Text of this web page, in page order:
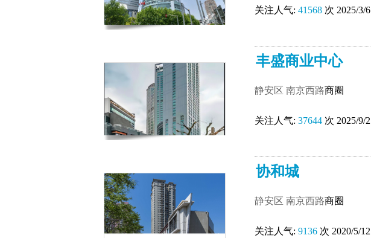
关注人气: 41568 次 2025/3/6
丰盛商业中心
静安区 南京西路商圈
关注人气: 37644 次 2025/9/2
协和城
静安区 南京西路商圈
关注人气: 9136 次 2020/5/12